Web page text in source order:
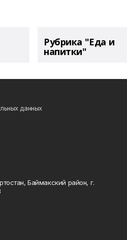
Рубрика "Еда и
напитки"
данных
Баймакский район, г.